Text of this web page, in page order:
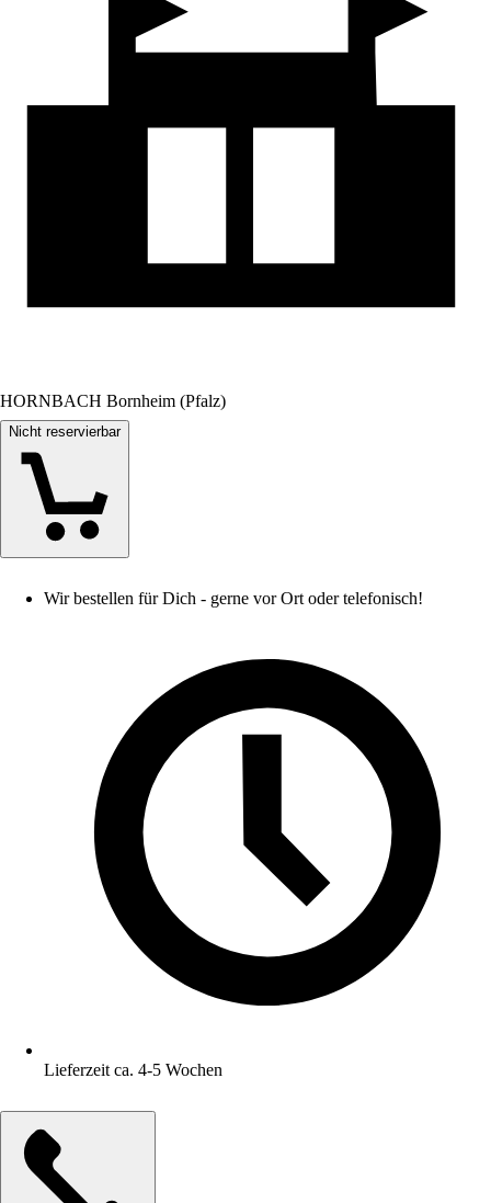
HORNBACH Bornheim (Pfalz)
Nicht reservierbar
Wir bestellen für Dich - gerne vor Ort oder telefonisch!
Lieferzeit ca. 4-5 Wochen